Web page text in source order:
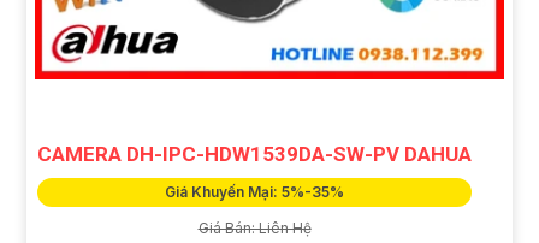
CAMERA DH-IPC-HDW1539DA-SW-PV DAHUA
Giá Khuyến Mại: 5%-35%
Giá Bán: Liên Hệ